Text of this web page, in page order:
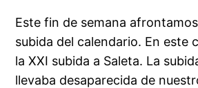
Este fin de semana
subida del calendario. En este
la XXI subida a Saleta. La
llevaba desaparecida de